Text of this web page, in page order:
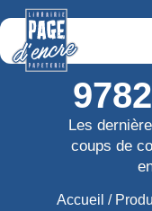
Les
coups de
Accueil /